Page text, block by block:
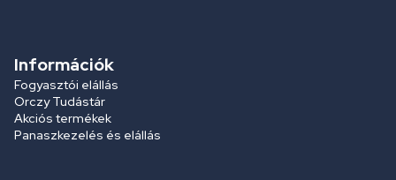
Információk
Fogyasztói elállás
Orczy Tudástár
Akciós termékek
Panaszkezelés és elállás